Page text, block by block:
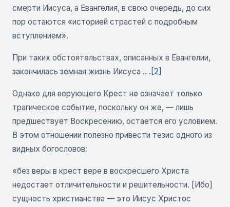
смерти Иисуса, а Евангелия, в свою очередь, до сих
пор остаются «историей страстей с подробным
вступлением».
При таких обстоятельствах, описанных в Евангелии,
закончилась земная жизнь Иисуса .. . [2]
Однако для верующего Крест не означает только
трагическое событие, поскольку он же, — лишь
предшествует Воскресению, остается его условием.
В этом отношении полезно привести тезис одного из
видных богословов:
«без веры в крест вере в воскресшего Христа
недостает отличительности и решительности. [Ибо]
сущность христианства — это Иисус Христос